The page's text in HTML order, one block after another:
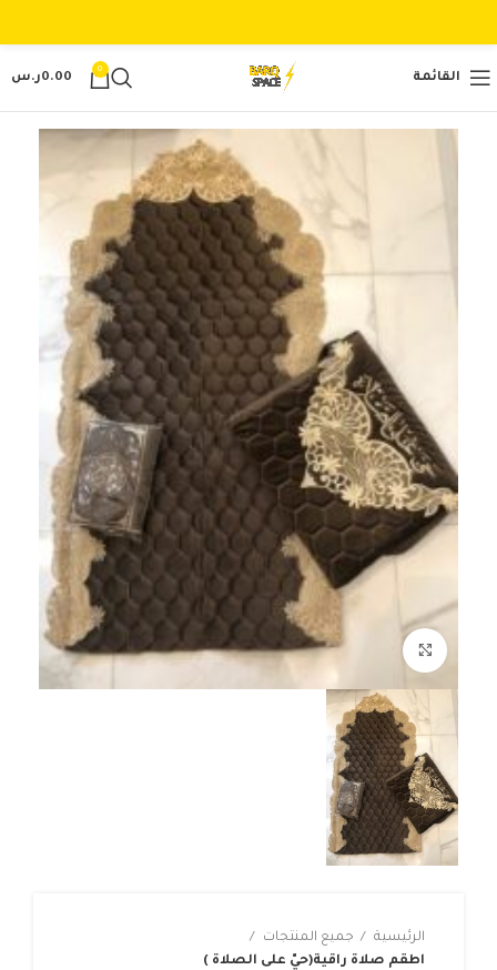
القائمة
0
0.00ر.س
Click to enlarge
الرئيسية
جميع المنتجات
اطقم صلاة راقية(حيّ على الصلاة )